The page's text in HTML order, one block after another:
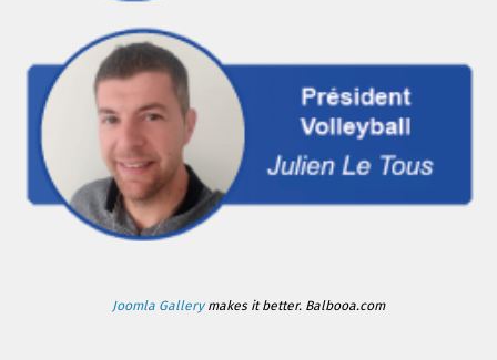
Joomla Gallerymakes it better. Balbooa.com